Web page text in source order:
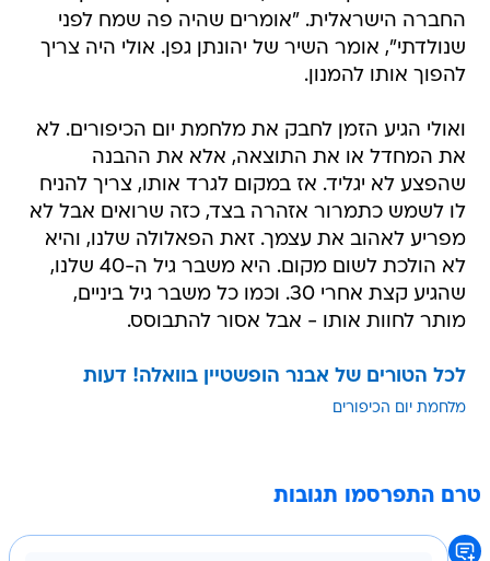
החברה הישראלית. "אומרים שהיה פה שמח לפני
שנולדתי", אומר השיר של יהונתן גפן. אולי היה צריך
להפוך אותו להמנון.
ואולי הגיע הזמן לחבק את מלחמת יום הכיפורים. לא
את המחדל או את התוצאה, אלא את ההבנה
שהפצע לא יגליד. אז במקום לגרד אותו, צריך להניח
לו לשמש כתמרור אזהרה בצד, כזה שרואים אבל לא
מפריע לאהוב את עצמך. זאת הפאלולה שלנו, והיא
לא הולכת לשום מקום. היא משבר גיל ה-40 שלנו,
שהגיע קצת אחרי 30. וכמו כל משבר גיל ביניים,
מותר לחוות אותו - אבל אסור להתבוסס.
לכל הטורים של אבנר הופשטיין בוואלה! דעות
מלחמת יום הכיפורים
טרם התפרסמו תגובות